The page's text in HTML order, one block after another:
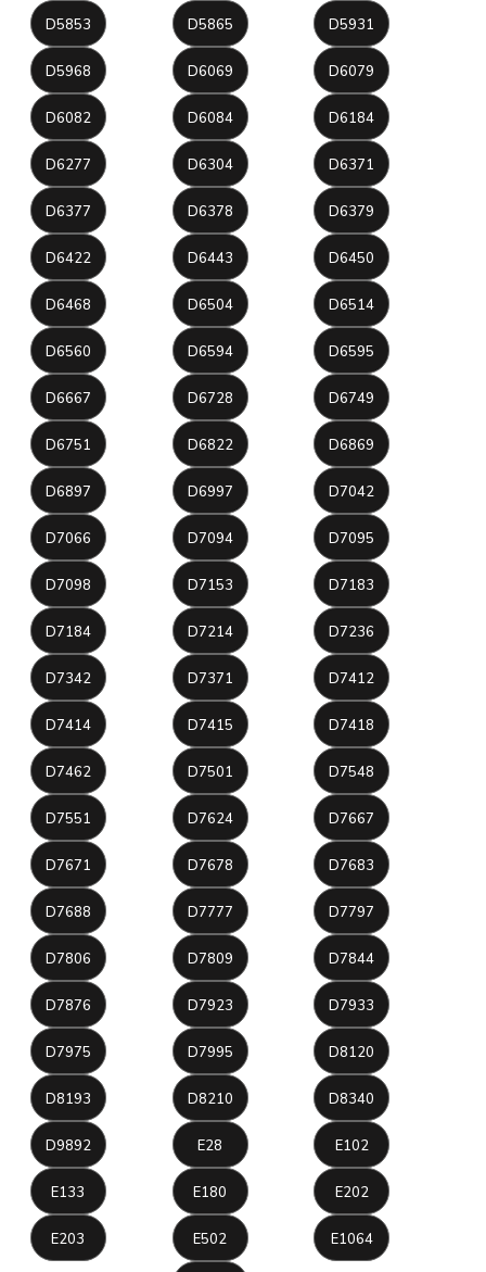
D5853 D5865 D5931
D5968 D6069 D6079
D6082 D6084 D6184
D6277 D6304 D6371
D6377 D6378 D6379
D6422 D6443 D6450
D6468 D6504 D6514
D6560 D6594 D6595
D6667 D6728 D6749
D6751 D6822 D6869
D6897 D6997 D7042
D7066 D7094 D7095
D7098 D7153 D7183
D7184 D7214 D7236
D7342 D7371 D7412
D7414 D7415 D7418
D7462 D7501 D7548
D7551 D7624 D7667
D7671 D7678 D7683
D7688 D7777 D7797
D7806 D7809 D7844
D7876 D7923 D7933
D7975 D7995 D8120
D8193 D8210 D8340
D9892 E28 E102
E133 E180 E202
E203 E502 E1064